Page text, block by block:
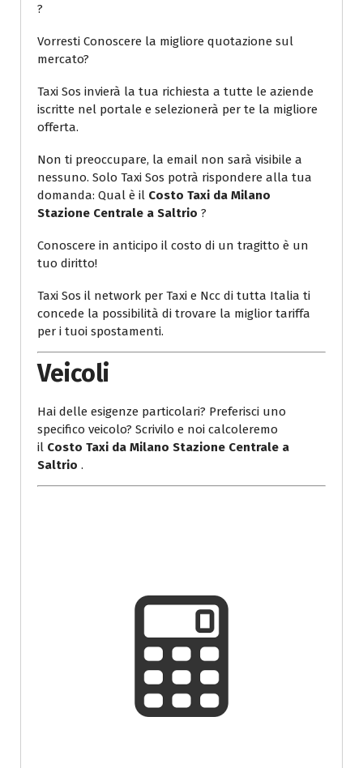
?
Vorresti Conoscere la migliore quotazione sul
mercato?
Taxi Sos invierà la tua richiesta a tutte le aziende
iscritte nel portale e selezionerà per te la migliore
offerta.
Non ti preoccupare, la email non sarà visibile a
nessuno. Solo Taxi Sos potrà rispondere alla tua
domanda: Qual è il Costo Taxi da Milano
Stazione Centrale a Saltrio ?
Conoscere in anticipo il costo di un tragitto è un
tuo diritto!
Taxi Sos il network per Taxi e Ncc di tutta Italia ti
concede la possibilità di trovare la miglior tariffa
per i tuoi spostamenti.
Veicoli
Hai delle esigenze particolari? Preferisci uno
specifico veicolo? Scrivilo e noi calcoleremo
il Costo Taxi da Milano Stazione Centrale a
Saltrio .